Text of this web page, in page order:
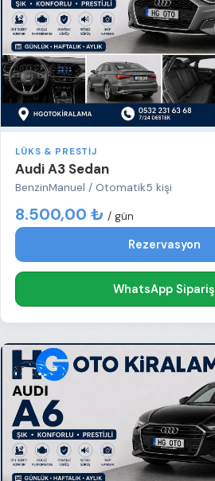
LÜKS & PRESTIJ
Audi A3 Sedan
BenzinManuel / Otomatik5 kişi
8.500,00 ₺ / gün
Rezervasyon
WhatsApp Sipariş